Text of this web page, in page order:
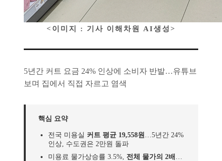
<이미지 : 기사 이해차원 AI생성>
5년간 커트 요금 24% 인상에 소비자 반발…유튜브
보며 집에서 직접 자르고 염색
핵심 요약
전국 미용실 커트 평균 19,558원
…5년간 24%
인상, 수도권은 2만원 돌파
미용료 물가상승률 3.5%, 전체 물가의 2배